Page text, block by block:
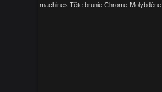
machines Tête brunie Chrome-Molybdène